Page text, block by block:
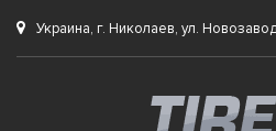
Украина, г. Николаев, ул.